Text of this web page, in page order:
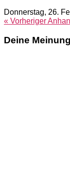
Donnerstag, 26.
« Vorheriger
Deine